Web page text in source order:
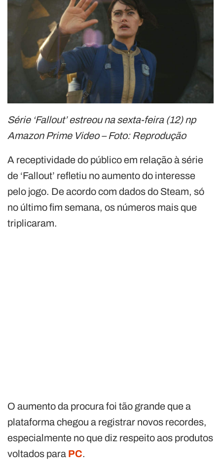
Série ‘Fallout’ estreou na sexta-feira (12) np
Amazon Prime Video – Foto: Reprodução
A receptividade do público em relação à série
de ‘Fallout’ refletiu no aumento do interesse
pelo jogo. De acordo com dados do Steam, só
no último fim semana, os números mais que
triplicaram.
O aumento da procura foi tão grande que a
plataforma chegou a registrar novos recordes,
especialmente no que diz respeito aos produtos
voltados para PC.